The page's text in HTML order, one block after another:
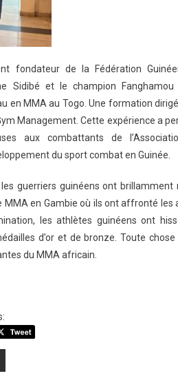
fondateur de la Fédération
Sidibé et le champion
en MMA au Togo. Une formation
Management. Cette expérience a
aux combattants de
du sport combat en Guinée.
guerriers guinéens ont brillamment
en Gambie où ils ont affronté les
les athlètes guinéens ont
d’or et de bronze. Toute
du MMA africain.